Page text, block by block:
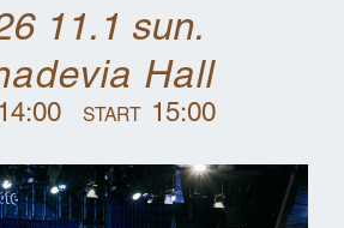
11.1 sun.
Hall
14:00 START 15:00